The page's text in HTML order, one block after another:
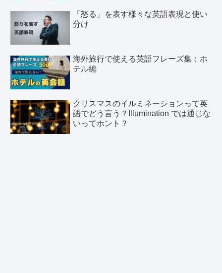
「怒る」を表す様々な英語表現と使い
分け
海外旅行で使える英語フレーズ集：ホ
テル編
クリスマスのイルミネーションって英
語でどう言う？Illumination では通じな
いってホント？